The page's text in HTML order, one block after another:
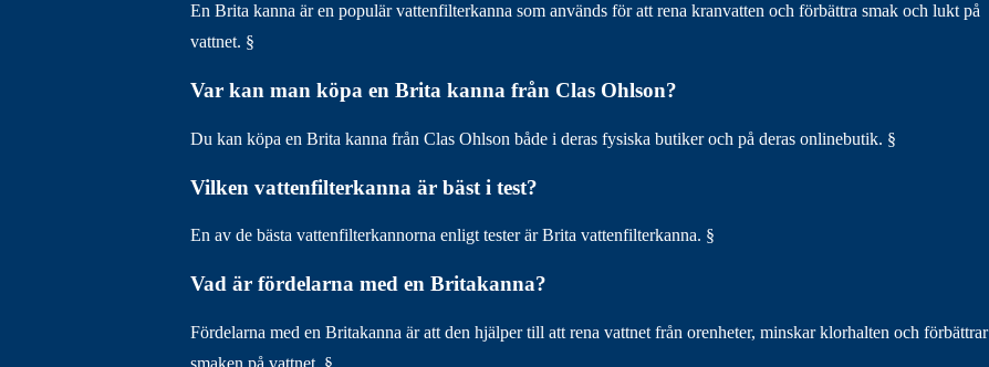
En Brita kanna är en populär vattenfilterkanna som används för att rena kranvatten och förbättra smak och lukt på
vattnet. §
Var kan man köpa en Brita kanna från Clas Ohlson?
Du kan köpa en Brita kanna från Clas Ohlson både i deras fysiska butiker och på deras onlinebutik. §
Vilken vattenfilterkanna är bäst i test?
En av de bästa vattenfilterkannorna enligt tester är Brita vattenfilterkanna. §
Vad är fördelarna med en Britakanna?
Fördelarna med en Britakanna är att den hjälper till att rena vattnet från orenheter, minskar klorhalten och förbättrar
smaken på vattnet. §